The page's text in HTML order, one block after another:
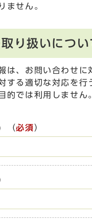
ません。
り扱いについ
は、お問い合わせに
する適切な対応を行
的では利用しません
（必須）